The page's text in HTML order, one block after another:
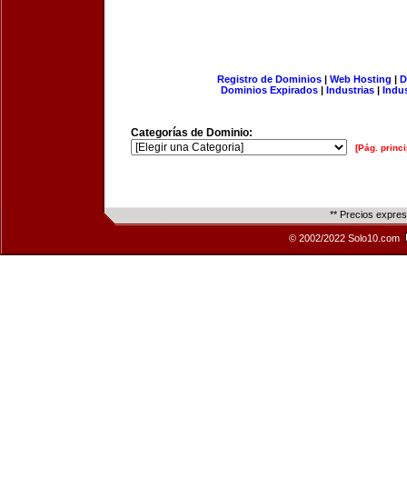
Registro de Dominios| Web Hosting |
Dominios Expirados | Industrias |
Categorías de Dominio:
[Pág.
** Precios
© 2002/2022 Solo10.com